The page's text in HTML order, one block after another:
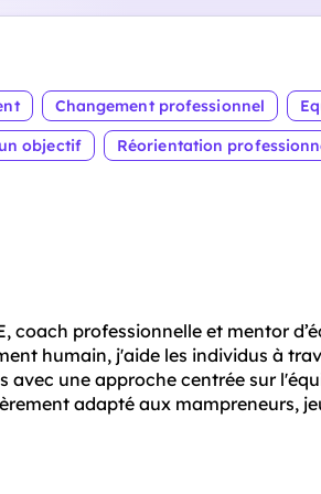
Changement professionnel
objectif
Réorientation
coach professionnelle et mentor
humain, j'aide les individus à
avec une approche centrée sur
adapté aux mampreneurs,